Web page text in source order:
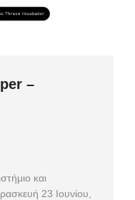
–
και
23 Ιουνίου,